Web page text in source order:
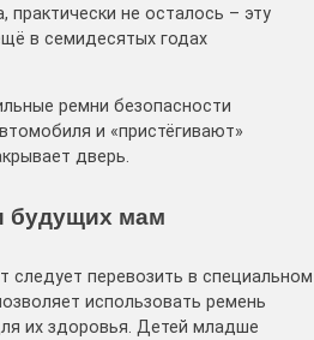
практически не осталось – эту
в семидесятых годах
ремни безопасности
и «пристёгивают»
дверь.
будущих мам
следует перевозить в специальном
использовать ремень
их здоровья. Детей младше